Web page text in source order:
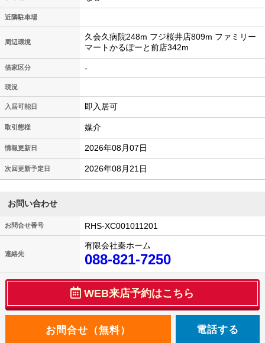
近隣駐車場
周辺環境
久会久病院248m フジ桜井店809m ファミリー
マートかるぽーと前店342m
借家区分 -
現況
入居可能日 即入居可
取引態様 媒介
情報更新日 2026年08月07日
次回更新予定日 2026年08月21日
お問い合わせ
お問合せ番号 RHS-XC001011201
連絡先
有限会社秦ホーム
088-821-7250
WEB来店予約はこちら
電話する